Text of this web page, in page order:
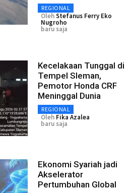
REGIONAL
OlehStefanus Ferry Eko
Nugroho
baru saja
Kecelakaan Tunggal di
Tempel Sleman,
Pemotor Honda CRF
Meninggal Dunia
REGIONAL
Oleh Fika Azalea
baru saja
Ekonomi Syariah jadi
Akselerator
Pertumbuhan Global